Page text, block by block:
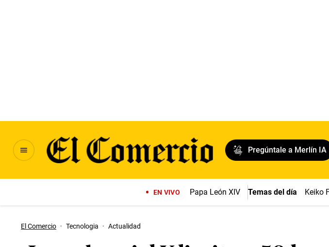
Pregúntale a Merlín IA
EN VIVO Papa León XIV Temas del día Keiko
El Comercio · Tecnologia · Actualidad